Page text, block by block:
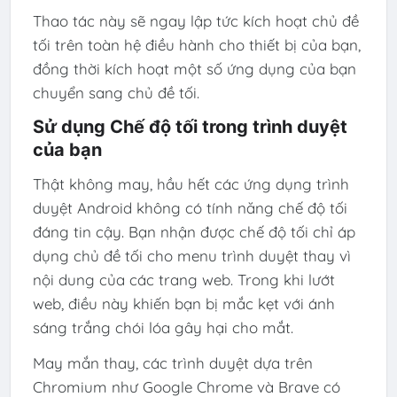
Thao tác này sẽ ngay lập tức kích hoạt chủ đề
tối trên toàn hệ điều hành cho thiết bị của bạn,
đồng thời kích hoạt một số ứng dụng của bạn
chuyển sang chủ đề tối.
Sử dụng Chế độ tối trong trình duyệt
của bạn
Thật không may, hầu hết các ứng dụng trình
duyệt Android không có tính năng chế độ tối
đáng tin cậy. Bạn nhận được chế độ tối chỉ áp
dụng chủ đề tối cho menu trình duyệt thay vì
nội dung của các trang web. Trong khi lướt
web, điều này khiến bạn bị mắc kẹt với ánh
sáng trắng chói lóa gây hại cho mắt.
May mắn thay, các trình duyệt dựa trên
Chromium như Google Chrome và Brave có